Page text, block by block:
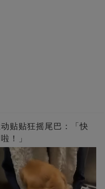
贴贴狂摇尾巴：「快
！」